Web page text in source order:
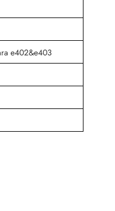
e402&e403